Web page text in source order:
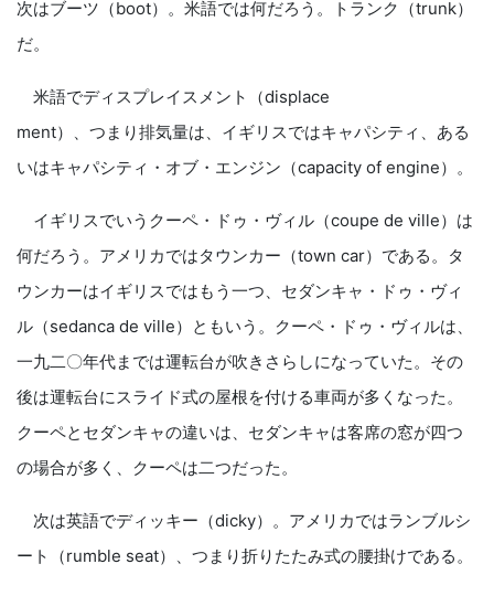
次はブーツ（boot）。米語では何だろう。トランク（trunk）
だ。
米語でディスプレイスメント（displace
ment）、つまり排気量は、イギリスではキャパシティ、ある
いはキャパシティ・オブ・エンジン（capacity ‌of engine）。
イギリスでいうクーペ・ドゥ・ヴィル（coupe de ville）は
何だろう。アメリカではタウンカー（town car）である。タ
ウンカーはイギリスではもう一つ、セダンキャ・ドゥ・ヴィ
ル（sedanca de ville）ともいう。クーペ・ドゥ・ヴィルは、
一九二〇年代までは運転台が吹きさらしになっていた。その
後は運転台にスライド式の屋根を付ける車両が多くなった。
クーペとセダンキャの違いは、セダンキャは客席の窓が四つ
の場合が多く、クーペは二つだった。
次は英語でディッキー（dicky）。アメリカではランブルシ
ート（rumble seat）、つまり折りたたみ式の腰掛けである。